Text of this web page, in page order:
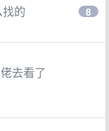
的 8
去看了